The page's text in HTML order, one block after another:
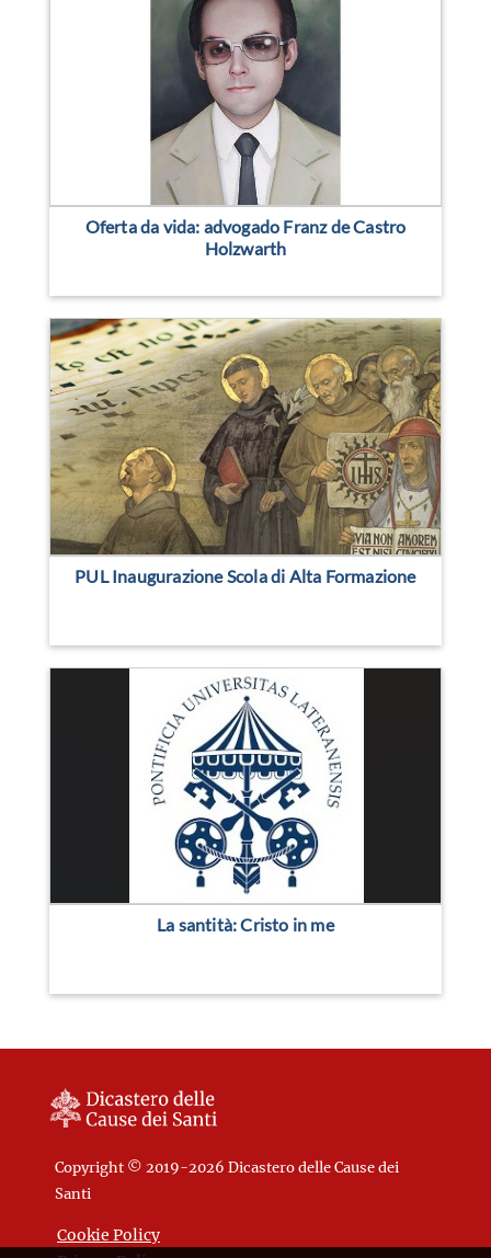
Oferta da vida: advogado Franz de Castro
Holzwarth
PUL Inaugurazione Scola di Alta Formazione
La santità: Cristo in me
Copyright © 2019-2026 Dicastero delle Cause dei
Santi
Cookie Policy